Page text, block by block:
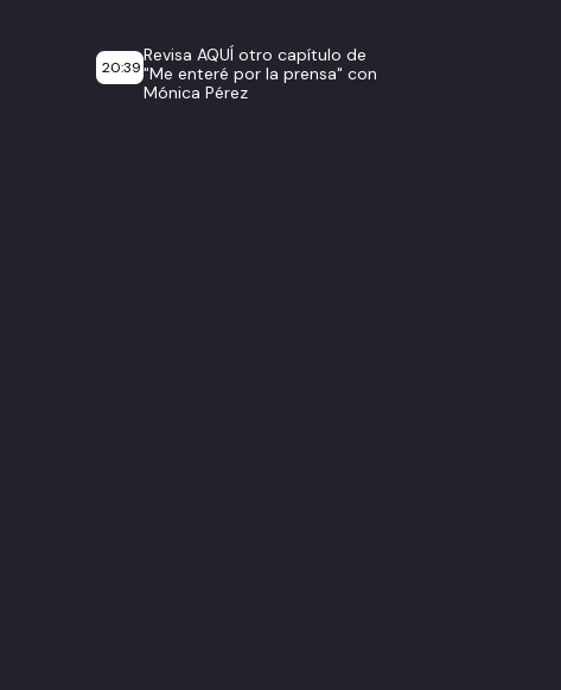
20:39
Revisa AQUÍ otro capítulo de
"Me enteré por la prensa" con
Mónica Pérez